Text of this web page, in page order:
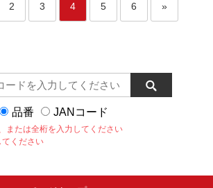
2 3 4 5 6 »
品番 JANコード
または全桁を入力してください
てください